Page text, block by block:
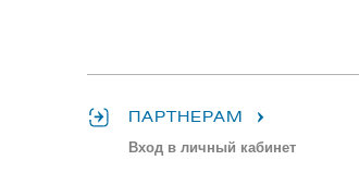
ПАРТНЕРАМ
Вход в личный кабинет